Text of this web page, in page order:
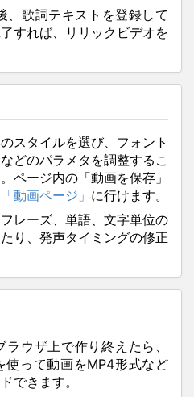
、歌詞テキストを登録して
すれば、リリックビデオを
スタイルを選び、フォント
どのパラメタを調整するこ
ページ内の「動画を保存」
「動画ページ」 に行けます。
レーズ、単語、文字単位の
り、発声タイミングの修正
ウザ上で作り終えたら、
使って動画をMP4形式など
できます。